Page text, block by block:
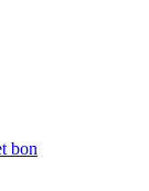
bon